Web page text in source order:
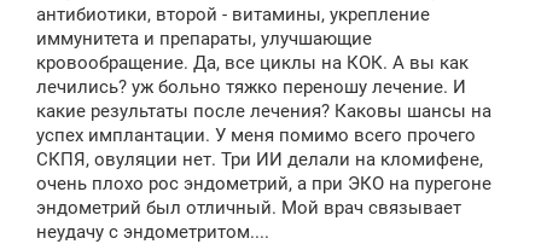
антибиотики, второй - витамины, укрепление
иммунитета и препараты, улучшающие
кровообращение. Да, все циклы на КОК. А вы как
лечились? уж больно тяжко переношу лечение. И
какие результаты после лечения? Каковы шансы на
успех имплантации. У меня помимо всего прочего
СКПЯ, овуляции нет. Три ИИ делали на кломифене,
очень плохо рос эндометрий, а при ЭКО на пурегоне
эндометрий был отличный. Мой врач связывает
неудачу с эндометритом....